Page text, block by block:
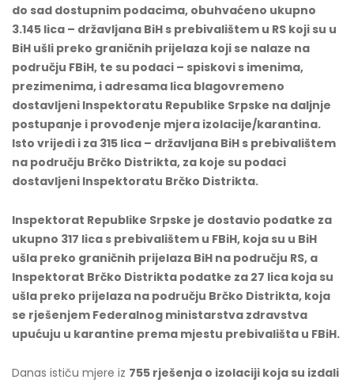
do sad dostupnim podacima, obuhvaćeno ukupno
3.145 lica – državljana BiH s prebivalištem u RS koji su u
BiH ušli preko graničnih prijelaza koji se nalaze na
području FBiH, te su podaci – spiskovi s imenima,
prezimenima, i adresama lica blagovremeno
dostavljeni Inspektoratu Republike Srpske na daljnje
postupanje i provođenje mjera izolacije/karantina.
Isto vrijedi i za 315 lica – državljana BiH s prebivalištem
na području Brčko Distrikta, za koje su podaci
dostavljeni Inspektoratu Brčko Distrikta.
Inspektorat Republike Srpske je dostavio podatke za
ukupno 317 lica s prebivalištem u FBiH, koja su u BiH
ušla preko graničnih prijelaza BiH na području RS, a
Inspektorat Brčko Distrikta podatke za 27 lica koja su
ušla preko prijelaza na području Brčko Distrikta, koja
se rješenjem Federalnog ministarstva zdravstva
upućuju u karantine prema mjestu prebivališta u FBiH.
Danas ističu mjere iz 755 rješenja o izolaciji koja su izdali